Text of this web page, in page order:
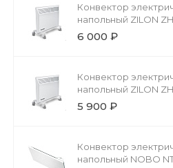
Конвектор
напольный ZILON
6 000 ₽
Конвектор
напольный ZILON
5 900 ₽
Конвектор
напольный NOBO